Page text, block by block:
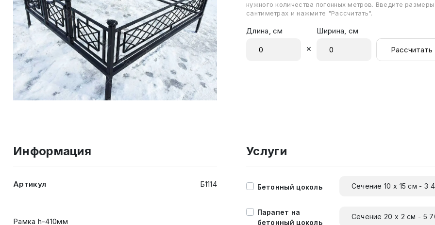
нужного количества погонных метров. Введите
сантиметрах и нажмите "Рассчитать".
Длина, см
×
Ширина, см
Рассчитать
Информация
Артикул Б1114
Рамка h-410мм
Услуги
Бетонный цоколь Сечение 10 х 15 см - 3
Парапет на
бетонный цоколь
Сечение 20 х 2 см - 5